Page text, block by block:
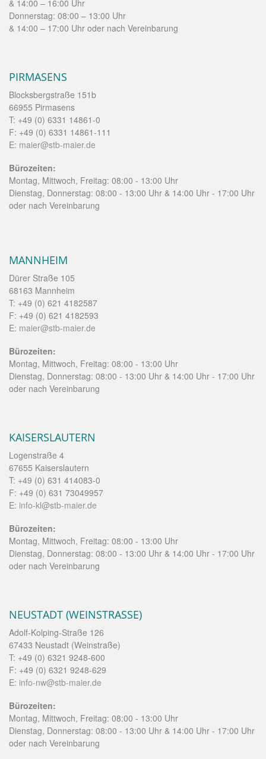
& 14:00 – 16:00 Uhr
Donnerstag: 08:00 – 13:00 Uhr
& 14:00 – 17:00 Uhr oder nach Vereinbarung
PIRMASENS
Blocksbergstraße 151b
66955 Pirmasens
T: +49 (0) 6331 14861-0
F: +49 (0) 6331 14861-111
E: maier@stb-maier.de
Bürozeiten:
Montag, Mittwoch, Freitag: 08:00 - 13:00 Uhr
Dienstag, Donnerstag: 08:00 - 13:00 Uhr & 14:00 Uhr - 17:00 Uhr
oder nach Vereinbarung
MANNHEIM
Dürer Straße 105
68163 Mannheim
T: +49 (0) 621 4182587
F: +49 (0) 621 4182593
E: maier@stb-maier.de
Bürozeiten:
Montag, Mittwoch, Freitag: 08:00 - 13:00 Uhr
Dienstag, Donnerstag: 08:00 - 13:00 Uhr & 14:00 Uhr - 17:00 Uhr
oder nach Vereinbarung
KAISERSLAUTERN
Logenstraße 4
67655 Kaiserslautern
T: +49 (0) 631 414083-0
F: +49 (0) 631 73049957
E: info-kl@stb-maier.de
Bürozeiten:
Montag, Mittwoch, Freitag: 08:00 - 13:00 Uhr
Dienstag, Donnerstag: 08:00 - 13:00 Uhr & 14:00 Uhr - 17:00 Uhr
oder nach Vereinbarung
NEUSTADT (WEINSTRASSE)
Adolf-Kolping-Straße 126
67433 Neustadt (Weinstraße)
T: +49 (0) 6321 9248-600
F: +49 (0) 6321 9248-629
E: info-nw@stb-maier.de
Bürozeiten:
Montag, Mittwoch, Freitag: 08:00 - 13:00 Uhr
Dienstag, Donnerstag: 08:00 - 13:00 Uhr & 14:00 Uhr - 17:00 Uhr
oder nach Vereinbarung